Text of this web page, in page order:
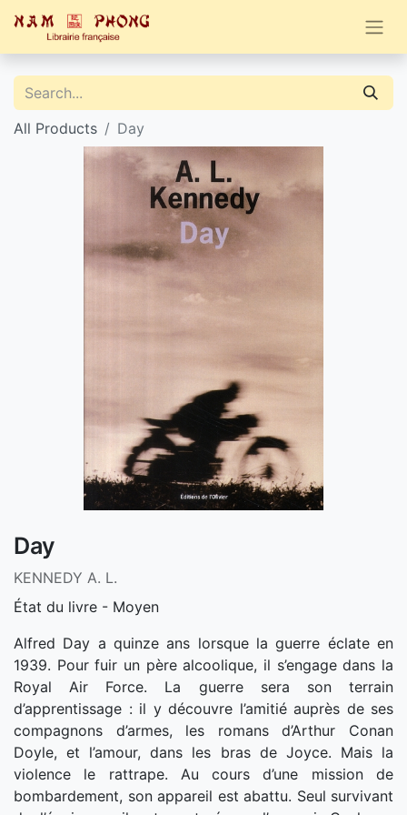
All Products Day
Day
KENNEDY A. L.
État du livre - Moyen
Alfred Day a quinze ans lorsque la guerre éclate en
1939. Pour fuir un père alcoolique, il s’engage dans la
Royal Air Force. La guerre sera son terrain
d’apprentissage : il y découvre l’amitié auprès de ses
compagnons d’armes, les romans d’Arthur Conan
Doyle, et l’amour, dans les bras de Joyce. Mais la
violence le rattrape. Au cours d’une mission de
bombardement, son appareil est abattu. Seul survivant